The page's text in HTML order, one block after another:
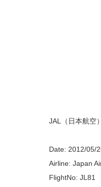
JAL（日本航
Date: 2012/05/
Airline: Japan
FlightNo: JL81